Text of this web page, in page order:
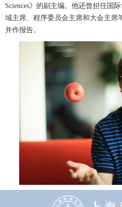
Sciences》的副主编。他还曾担任国
域主席、程序委员会主席和大会主席
并作报告。